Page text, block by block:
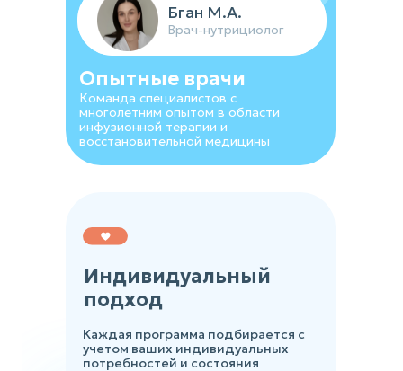
Опытные врачи
Команда специалистов с
многолетним опытом в области
инфузионной терапии и
восстановительной медицины
Индивидуальный
подход
Каждая программа подбирается с
учетом ваших индивидуальных
потребностей и состояния
Устинова К.Б.
Врач-косметолог
Бган М.А.
Врач-нутрициолог